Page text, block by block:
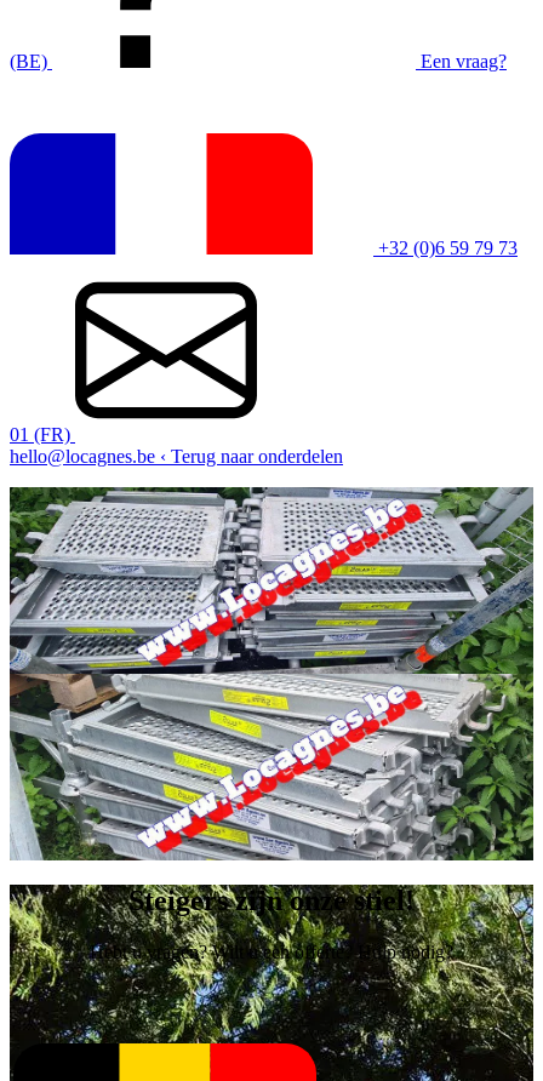
(BE) Een vraag?
+32 (0)6 59 79 73
01 (FR)
hello@locagnes.be ‹ Terug naar onderdelen
Steigers zijn onze stiel!
Hebt u vragen? Wilt u een offerte? Hulp nodig?